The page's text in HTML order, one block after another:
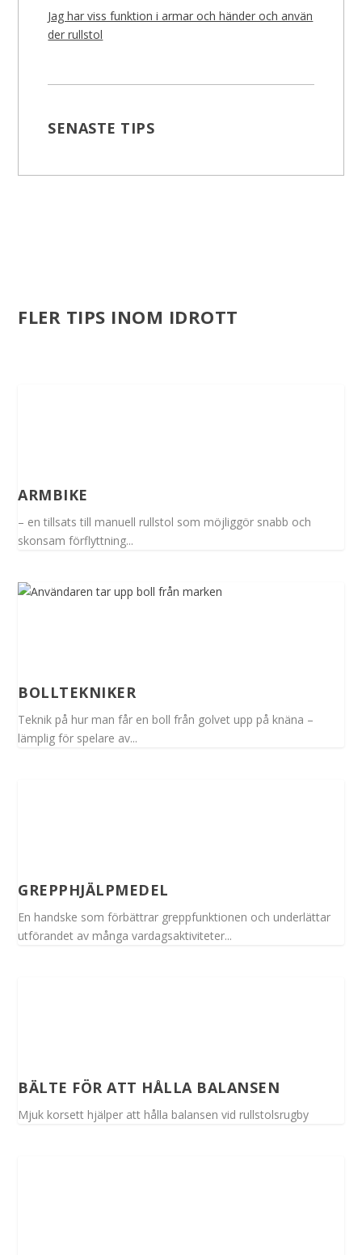
Jag har viss funktion i armar och händer och använ
der rullstol
SENASTE TIPS
FLER TIPS INOM IDROTT
ARMBIKE
– en tillsats till manuell rullstol som möjliggör snabb och
skonsam förflyttning...
BOLLTEKNIKER
Teknik på hur man får en boll från golvet upp på knäna –
lämplig för spelare av...
GREPPHJÄLPMEDEL
En handske som förbättrar greppfunktionen och underlättar
utförandet av många vardagsaktiviteter...
BÄLTE FÖR ATT HÅLLA BALANSEN
Mjuk korsett hjälper att hålla balansen vid rullstolsrugby